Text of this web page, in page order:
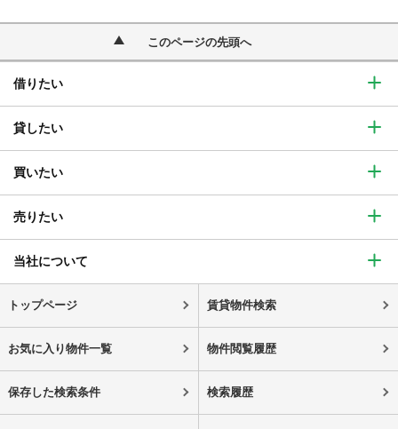
このページの先頭へ
借りたい
貸したい
買いたい
売りたい
当社について
トップページ 賃貸物件検索
お気に入り物件一覧 物件閲覧履歴
保存した検索条件 検索履歴